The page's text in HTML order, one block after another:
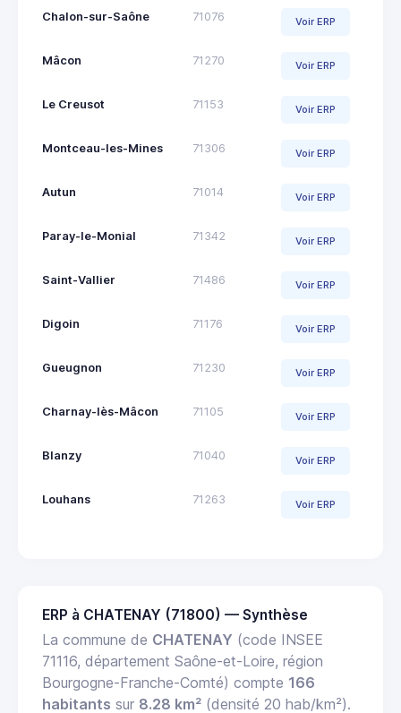
Chalon-sur-Saône 71076 Voir ERP
Mâcon 71270 Voir ERP
Le Creusot 71153 Voir ERP
Montceau-les-Mines 71306 Voir ERP
Autun 71014 Voir ERP
Paray-le-Monial 71342 Voir ERP
Saint-Vallier 71486 Voir ERP
Digoin 71176 Voir ERP
Gueugnon 71230 Voir ERP
Charnay-lès-Mâcon 71105 Voir ERP
Blanzy 71040 Voir ERP
Louhans 71263 Voir ERP
ERP à CHATENAY (71800) — Synthèse
La commune de CHATENAY (code INSEE
71116, département Saône-et-Loire, région
Bourgogne-Franche-Comté) compte 166
habitants sur 8.28 km² (densité 20 hab/km²).